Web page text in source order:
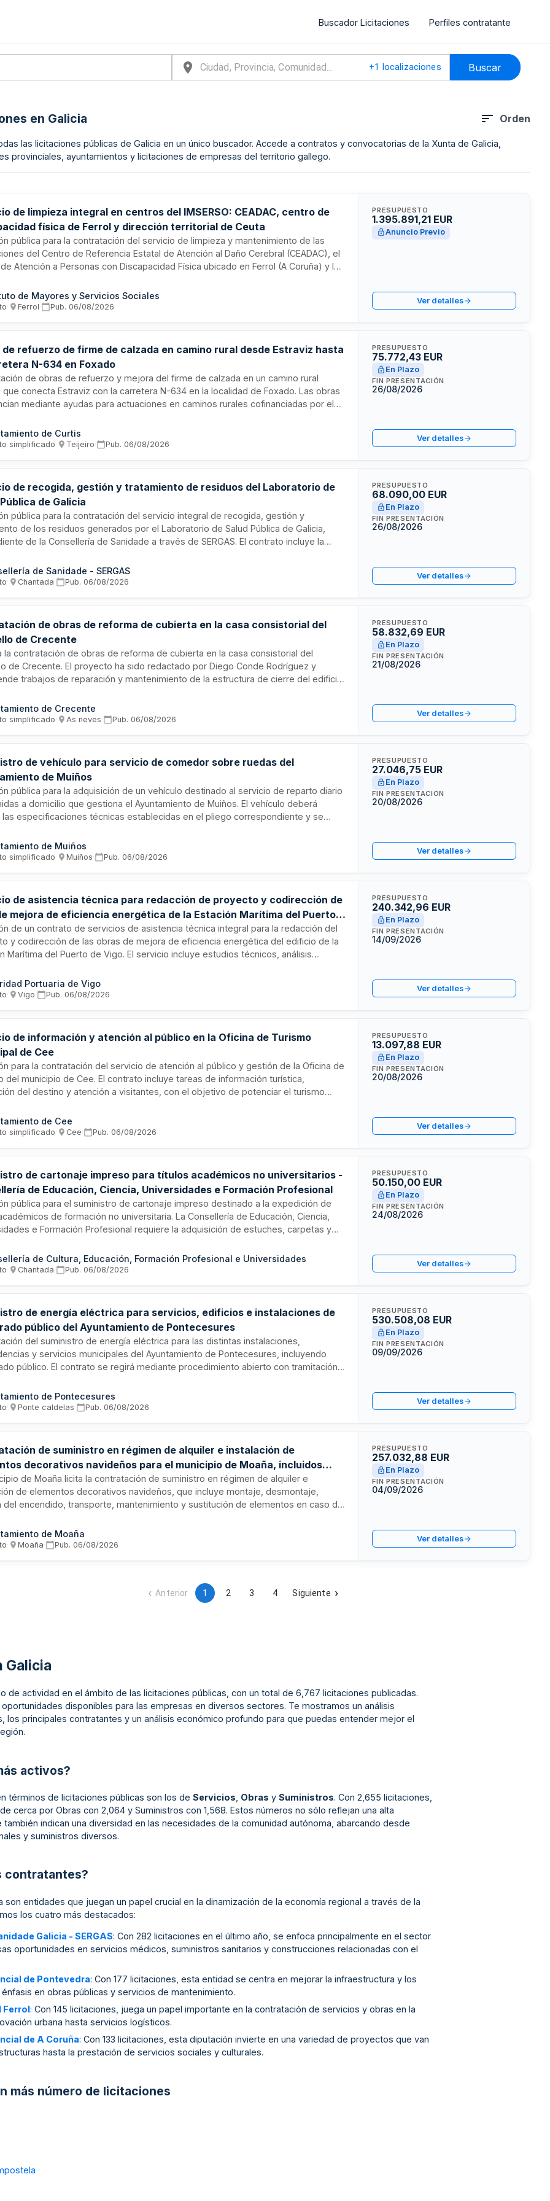
Buscador Licitaciones Perfiles contratante
+1 localizaciones Buscar
en Galicia Orden
las licitaciones públicas de Galicia en un único buscador. Accede a contratos y convocatorias de la Xunta de Galicia,
provinciales, ayuntamientos y licitaciones de empresas del territorio gallego.
de limpieza integral en centros del IMSERSO: CEADAC, centro de
física de Ferrol y dirección territorial de Ceuta
pública para la contratación del servicio de limpieza y mantenimiento de las
del Centro de Referencia Estatal de Atención al Daño Cerebral (CEADAC), el
Atención a Personas con Discapacidad Física ubicado en Ferrol (A Coruña) y la
y Servicios Sociales requiere empresas especializadas en limpieza de edificios
y de servicios sociales para garantizar la higiene y salubridad de estas
de Mayores y Servicios Sociales
· Ferrol· Pub. 06/08/2026
PRESUPUESTO
1.395.891,21 EUR
Anuncio Previo
Ver detalles
de refuerzo de firme de calzada en camino rural desde Estraviz hasta
N-634 en Foxado
de obras de refuerzo y mejora del firme de calzada en un camino rural
que conecta Estraviz con la carretera N-634 en la localidad de Foxado. Las obras
mediante ayudas para actuaciones en caminos rurales cofinanciadas por el
Común 2023-2027. El contrato se tramita mediante procedimiento simplificado sin
incluyendo la ejecución según proyecto técnico con estudios de seguridad
de Curtis
simplificado· Teijeiro· Pub. 06/08/2026
PRESUPUESTO
75.772,43 EUR
En Plazo
FIN PRESENTACIÓN
26/08/2026
Ver detalles
de recogida, gestión y tratamiento de residuos del Laboratorio de
de Galicia
pública para la contratación del servicio integral de recogida, gestión y
de los residuos generados por el Laboratorio de Salud Pública de Galicia,
de la Consellería de Sanidade a través de SERGAS. El contrato incluye la
ambiental y sanitaria aplicable. Se trata de un servicio esencial para garantizar
gestión de desechos sanitarios y de laboratorio, minimizando riesgos
de Sanidade - SERGAS
· Chantada· Pub. 06/08/2026
PRESUPUESTO
68.090,00 EUR
En Plazo
FIN PRESENTACIÓN
26/08/2026
Ver detalles
de obras de reforma de cubierta en la casa consistorial del
de Crecente
la contratación de obras de reforma de cubierta en la casa consistorial del
de Crecente. El proyecto ha sido redactado por Diego Conde Rodríguez y
trabajos de reparación y mantenimiento de la estructura de cierre del edificio
de adjudicación automáticos. El plazo de ejecución previsto es de cuatro
de Crecente
simplificado· As neves· Pub. 06/08/2026
PRESUPUESTO
58.832,69 EUR
En Plazo
FIN PRESENTACIÓN
21/08/2026
Ver detalles
de vehículo para servicio de comedor sobre ruedas del
de Muiños
pública para la adquisición de un vehículo destinado al servicio de reparto diario
a domicilio que gestiona el Ayuntamiento de Muiños. El vehículo deberá
las especificaciones técnicas establecidas en el pliego correspondiente y se
de la Dirección Xeral de Administración Local de la Xunta de Galicia y
municipal.
de Muiños
simplificado· Muiños· Pub. 06/08/2026
PRESUPUESTO
27.046,75 EUR
En Plazo
FIN PRESENTACIÓN
20/08/2026
Ver detalles
de asistencia técnica para redacción de proyecto y codirección de
mejora de eficiencia energética de la Estación Marítima del Puerto
de un contrato de servicios de asistencia técnica integral para la redacción del
y codirección de las obras de mejora de eficiencia energética del edificio de la
Marítima del Puerto de Vigo. El servicio incluye estudios técnicos, análisis
Portuaria de Vigo licita este servicio por insuficiencia de medios propios, con
prevista de catorce meses a partir de enero de dos mil veintiséis.
Portuaria de Vigo
· Vigo· Pub. 06/08/2026
PRESUPUESTO
240.342,96 EUR
En Plazo
FIN PRESENTACIÓN
14/09/2026
Ver detalles
de información y atención al público en la Oficina de Turismo
de Cee
para la contratación del servicio de atención al público y gestión de la Oficina de
del municipio de Cee. El contrato incluye tareas de información turística,
del destino y atención a visitantes, con el objetivo de potenciar el turismo
para la prestación del servicio.
de Cee
simplificado· Cee· Pub. 06/08/2026
PRESUPUESTO
13.097,88 EUR
En Plazo
FIN PRESENTACIÓN
20/08/2026
Ver detalles
de cartonaje impreso para títulos académicos no universitarios -
de Educación, Ciencia, Universidades e Formación Profesional
pública para el suministro de cartonaje impreso destinado a la expedición de
de formación no universitaria. La Consellería de Educación, Ciencia,
e Formación Profesional requiere la adquisición de estuches, carpetas y
formativos. El contrato incluye el diseño, fabricación e impresión del
según especificaciones técnicas definidas por el organismo contratante.
de Cultura, Educación, Formación Profesional e Universidades
· Chantada· Pub. 06/08/2026
PRESUPUESTO
50.150,00 EUR
En Plazo
FIN PRESENTACIÓN
24/08/2026
Ver detalles
de energía eléctrica para servicios, edificios e instalaciones de
público del Ayuntamiento de Pontecesures
del suministro de energía eléctrica para las distintas instalaciones,
y servicios municipales del Ayuntamiento de Pontecesures, incluyendo
público. El contrato se regirá mediante procedimiento abierto con tramitación
a un único criterio de adjudicación. El suministro incluye potencia y energía con
a OMIE pass-through, determinado según las necesidades reales del
de Pontecesures
· Ponte caldelas· Pub. 06/08/2026
PRESUPUESTO
530.508,08 EUR
En Plazo
FIN PRESENTACIÓN
09/09/2026
Ver detalles
de suministro en régimen de alquiler e instalación de
decorativos navideños para el municipio de Moaña, incluidos
desmontaje y gestión integral
de Moaña licita la contratación de suministro en régimen de alquiler e
de elementos decorativos navideños, que incluye montaje, desmontaje,
del encendido, transporte, mantenimiento y sustitución de elementos en caso de
necesarios, contar con personal coordinador responsable de la supervisión y
con la normativa de seguridad laboral, realizando revisiones periódicas para
de Moaña
· Moaña· Pub. 06/08/2026
PRESUPUESTO
257.032,88 EUR
En Plazo
FIN PRESENTACIÓN
04/09/2026
Ver detalles
Anterior 1 2 3 4 Siguiente
Galicia
de actividad en el ámbito de las licitaciones públicas, con un total de 6,767 licitaciones publicadas.
disponibles para las empresas en diversos sectores. Te mostramos un análisis
los principales contratantes y un análisis económico profundo para que puedas entender mejor el
activos?
términos de licitaciones públicas son los de Servicios Obras y Suministros. Con 2,655 licitaciones,
cerca por Obras con 2,064 y Suministros con 1,568. Estos números no sólo reflejan una alta
indican una diversidad en las necesidades de la comunidad autónoma, abarcando desde
y suministros diversos.
contratantes?
entidades que juegan un papel crucial en la dinamización de la economía regional a través de la
los cuatro más destacados:
Galicia - SERGAS: Con 282 licitaciones en el último año, se enfoca principalmente en el sector
oportunidades en servicios médicos, suministros sanitarios y construcciones relacionadas con el
de Pontevedra: Con 177 licitaciones, esta entidad se centra en mejorar la infraestructura y los
en obras públicas y servicios de mantenimiento.
Ferrol: Con 145 licitaciones, juega un papel importante en la contratación de servicios y obras en la
urbana hasta servicios logísticos.
de A Coruña: Con 133 licitaciones, esta diputación invierte en una variedad de proyectos que van
hasta la prestación de servicios sociales y culturales.
más número de licitaciones